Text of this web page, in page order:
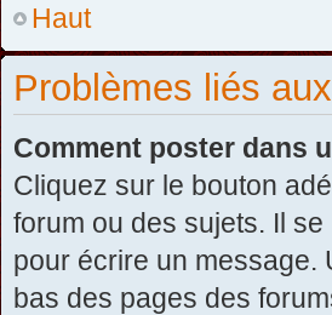
Haut
Problèmes liés
Comment poster dans
Cliquez sur le bouton
forum ou des sujets. Il
pour écrire un message.
bas des pages des